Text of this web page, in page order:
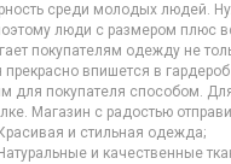
среди молодых людей.
люди с размером плюс
покупателям одежду не
прекрасно впишется в
для покупателя способом.
Магазин с радостью
Красивая и стильная одежда;
Натуральные и качественные